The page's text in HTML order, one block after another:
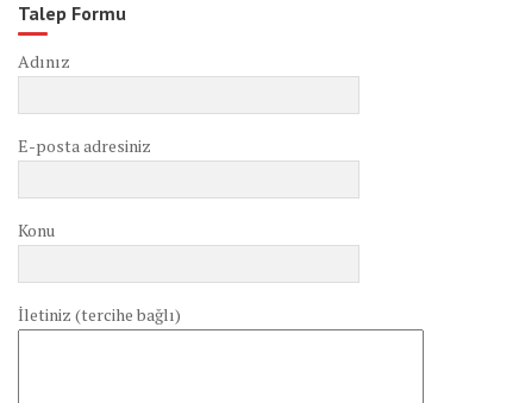
Talep Formu
Adınız
E-posta adresiniz
Konu
İletiniz (tercihe bağlı)